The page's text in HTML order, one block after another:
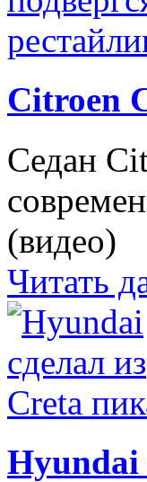
Citroen
Седан
(видео)
Читать
Hyundai